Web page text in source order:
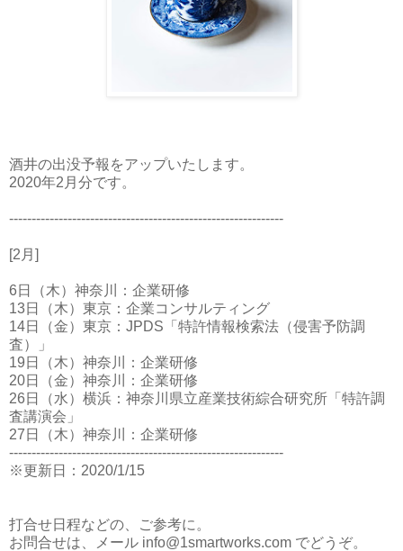
酒井の出没予報をアップいたします。
2020年2月分です。
-------------------------------------------------------------
[2月]
6日（木）神奈川：企業研修
13日（木）東京：企業コンサルティング
14日（金）東京：JPDS「特許情報検索法（侵害予防調
査）」
19日（木）神奈川：企業研修
20日（金）神奈川：企業研修
26日（水）横浜：神奈川県立産業技術綜合研究所「特許調
査講演会」
27日（木）神奈川：企業研修
-------------------------------------------------------------
※更新日：2020/1/15
打合せ日程などの、ご参考に。
お問合せは、メール info@1smartworks.com でどうぞ。